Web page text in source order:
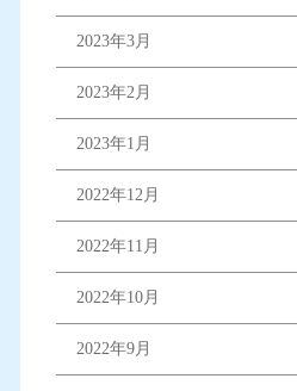
2023年3月
2023年2月
2023年1月
2022年12月
2022年11月
2022年10月
2022年9月